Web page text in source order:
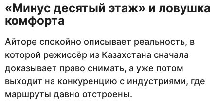
«Минус десятый этаж» и ловушка
комфорта
Айторе спокойно описывает реальность, в
которой режиссёр из Казахстана сначала
доказывает право снимать, а уже потом
выходит на конкуренцию с индустриями, где
маршруты давно отстроены.